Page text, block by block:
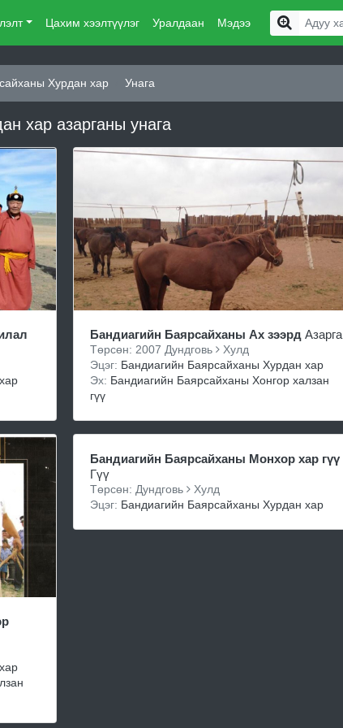
Цахим хээлтүүлэг Уралдаан Мэдээ
Хурдан хар Унага
хар азарганы унага
Бандиагийн Баярсайханы Ах зээрд Азарга
Төрсөн: 2007 Дундговь Хулд
Эцэг: Бандиагийн Баярсайханы Хурдан хар
Эх: Бандиагийн Баярсайханы Хонгор халзан
гүү
Бандиагийн Баярсайханы Монхор хар гүү
Гүү
Төрсөн: Дундговь Хулд
Эцэг: Бандиагийн Баярсайханы Хурдан хар